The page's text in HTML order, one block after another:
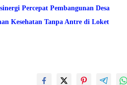
Percepat Pembangunan Desa
Kesehatan Tanpa Antre di Loket